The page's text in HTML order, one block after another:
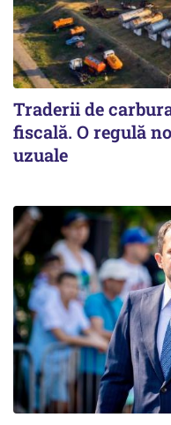
Traderii de
fiscală. O regulă
uzuale